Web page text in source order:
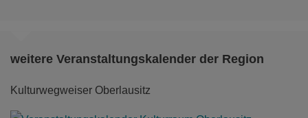
weitere Veranstaltungskalender der Region
Kulturwegweiser Oberlausitz